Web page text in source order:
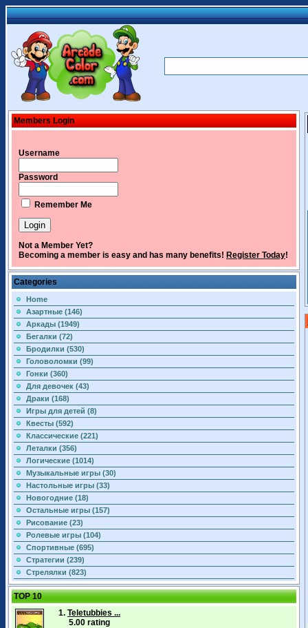
Members Login
Username
Password
Remember Me
Not a Member Yet?
Becoming a member is easy and has many benefits! Register Today!
Categories
Home
Азартные (146)
Аркады (1949)
Бегалки (72)
Бродилки (530)
Головоломки (99)
Гонки (360)
Для девочек (43)
Драки (168)
Игры для детей (8)
Квесты (592)
Классические (221)
Леталки (356)
Логические (1014)
Музыкальные игры (30)
Настольные игры (33)
Новогодние (18)
Остальные игры (157)
Рисование (23)
Ролевые игры (104)
Спортивные (695)
Стратегии (239)
Стрелялки (823)
TOP 10
1. Teletubbies ...
5.00 rating